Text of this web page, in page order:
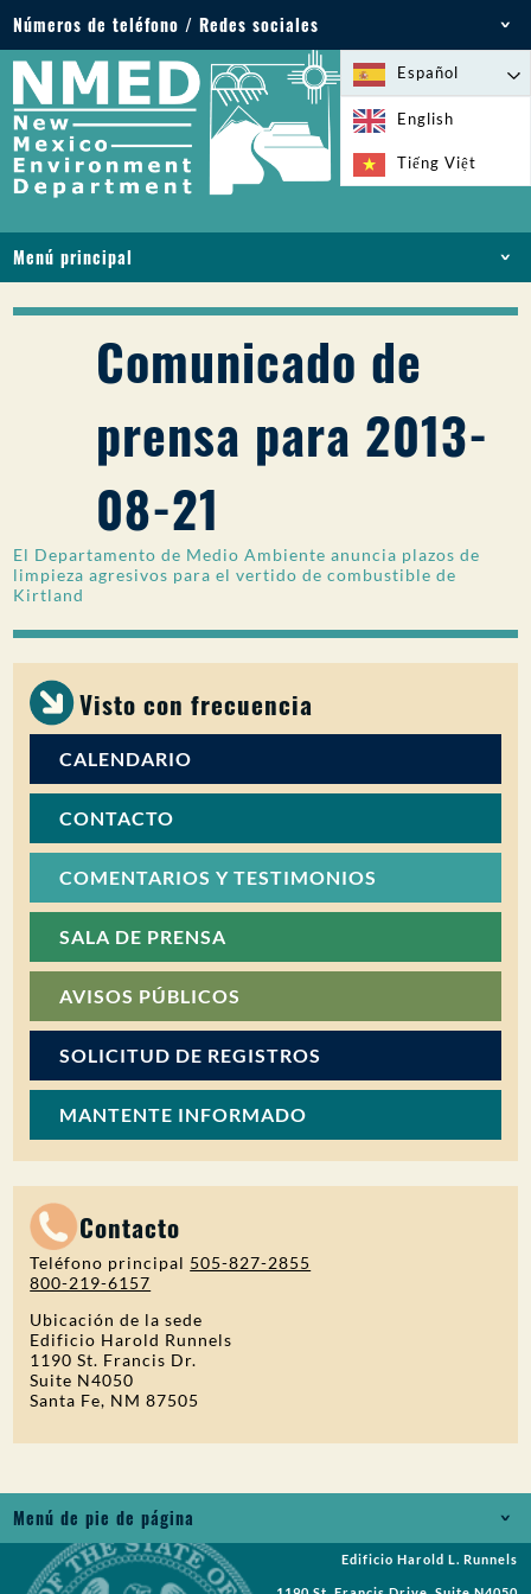
Números de teléfono / Redes sociales
Teléfono: 505-827-2855
1-800-219-6157
Emergencias medioambientales: 505-827-9329
(24 horas)
Español
English
Tiếng Việt
Menú principal
LICENCIAS Y PERMISOS
PFAS EN NM
FINANCIACIÓN
SERVICIOS EN LÍNEA
BIBLIOTECA
PARTICIPACIÓN DEL PÚBLICO
Buscar:
Comunicado de
prensa para 2013-
08-21
El Departamento de Medio Ambiente anuncia plazos de
limpieza agresivos para el vertido de combustible de
Kirtland
Visto con frecuencia
CALENDARIO
CONTACTO
COMENTARIOS Y TESTIMONIOS
SALA DE PRENSA
AVISOS PÚBLICOS
SOLICITUD DE REGISTROS
MANTENTE INFORMADO
Contacto
Teléfono principal 505-827-2855
800-219-6157
Ubicación de la sede
Edificio Harold Runnels
1190 St. Francis Dr.
Suite N4050
Santa Fe, NM 87505
Menú de pie de página
Empleos
Edificio Harold L. Runnels